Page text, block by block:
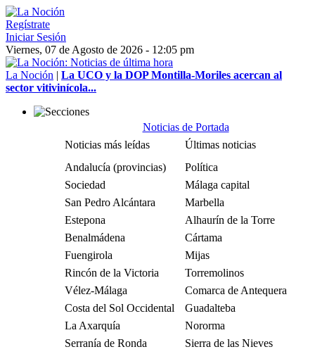
Regístrate
Iniciar Sesión
Viernes, 07 de Agosto de 2026 - 12:05 pm
La Noción | La UCO y la DOP Montilla-Moriles acercan al
sector vitivinícola...
Noticias de Portada
Noticias más leídas
Últimas noticias
Andalucía (provincias)
Política
Sociedad
Málaga capital
San Pedro Alcántara
Marbella
Estepona
Alhaurín de la Torre
Benalmádena
Cártama
Fuengirola
Mijas
Rincón de la Victoria
Torremolinos
Vélez-Málaga
Comarca de Antequera
Costa del Sol Occidental
Guadalteba
La Axarquía
Nororma
Serranía de Ronda
Sierra de las Nieves